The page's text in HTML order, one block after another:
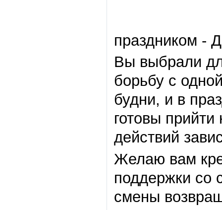
праздником -
Вы выбрали
борьбу с
будни, и в
готовы
действий
Желаю вам
поддержки со
смены